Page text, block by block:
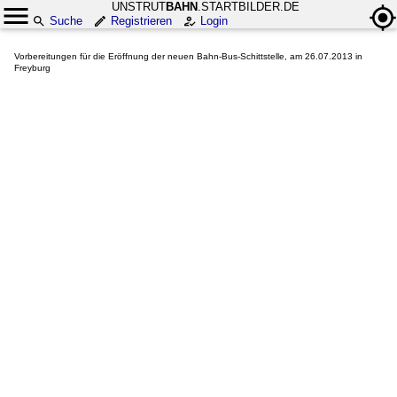
UNSTRUTBAHN .STARTBILDER.DE
Suche
Registrieren Login
Vorbereitungen für die Eröffnung der neuen Bahn-Bus-Schittstelle, am 26.07.2013 in
Freyburg